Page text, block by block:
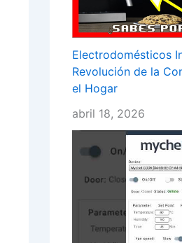
Electrodomésticos
Revolución de la
el Hogar
abril 18, 2026